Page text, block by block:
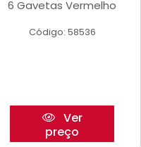
6 Gavetas Vermelho
Código: 58536
Ver
preço